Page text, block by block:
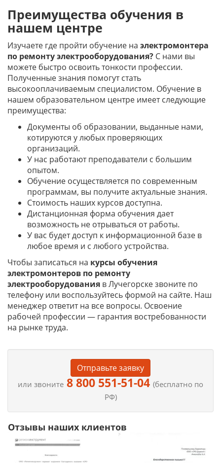
Преимущества обучения в
нашем центре
Изучаете где пройти обучение на электромонтера
по ремонту электрооборудования? С нами вы
можете быстро освоить тонкости профессии.
Полученные знания помогут стать
высокооплачиваемым специалистом. Обучение в
нашем образовательном центре имеет следующие
преимущества:
Документы об образовании, выданные нами,
котируются у любых проверяющих
организаций.
У нас работают преподаватели с большим
опытом.
Обучение осуществляется по современным
программам, вы получите актуальные знания.
Стоимость наших курсов доступна.
Дистанционная форма обучения дает
возможность не отрываться от работы.
У вас будет доступ к информационной базе в
любое время и с любого устройства.
Чтобы записаться на курсы обучения
электромонтеров по ремонту
электрооборудования в Лучегорске звоните по
телефону или воспользуйтесь формой на сайте. Наш
менеджер ответит на все вопросы. Освоение
рабочей профессии — гарантия востребованности
на рынке труда.
Отправьте заявку
или звоните 8 800 551-51-04 (бесплатно по
РФ)
Отзывы наших клиентов